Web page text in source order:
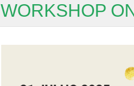
WORKSHOP